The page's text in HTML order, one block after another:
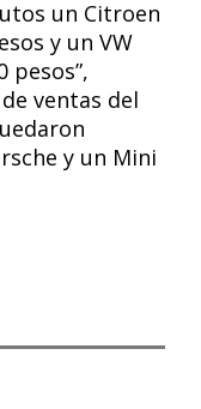
un Citroen
y un VW
pesos”,
ventas del
y un Mini